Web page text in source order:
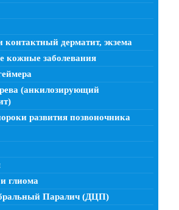
контактный дерматит, экзема
кожные заболевания
(анкилозирующий
развития позвоночника
глиома
Паралич (ДЦП)